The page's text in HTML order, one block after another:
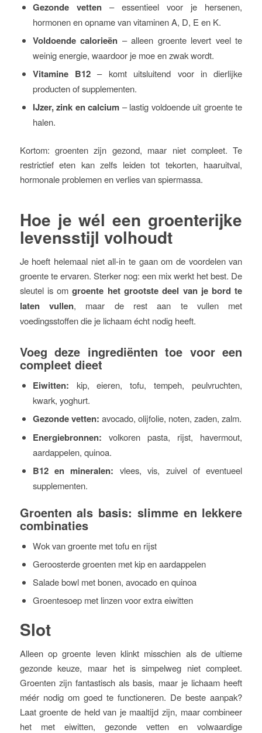
Gezonde vetten– essentieel voor je hersenen,
hormonen en opname van vitaminen A, D, E en K.
Voldoende calorieën – alleen groente levert veel te
weinig energie, waardoor je moe en zwak wordt.
Vitamine B12– komt uitsluitend voor in dierlijke
producten of supplementen.
IJzer, zink en calcium – lastig voldoende uit groente te
halen.
Kortom: groenten zijn gezond, maar niet compleet. Te
restrictief eten kan zelfs leiden tot tekorten, haaruitval,
hormonale problemen en verlies van spiermassa.
Hoe je wél een groenterijke
levensstijl volhoudt
Je hoeft helemaal niet all-in te gaan om de voordelen van
groente te ervaren. Sterker nog: een mix werkt het best. De
sleutel is omgroente het grootste deel van je bord te
laten vullen, maar de rest aan te vullen met
voedingsstoffen die je lichaam écht nodig heeft.
Voeg deze ingrediënten toe voor een
compleet dieet
Eiwitten: kip, eieren, tofu, tempeh, peulvruchten,
kwark, yoghurt.
Gezonde vetten: avocado, olijfolie, noten, zaden, zalm.
Energiebronnen: volkoren pasta, rijst, havermout,
aardappelen, quinoa.
B12 en mineralen: vlees, vis, zuivel of eventueel
supplementen.
Groenten als basis: slimme en lekkere
combinaties
Wok van groente met tofu en rijst
Geroosterde groenten met kip en aardappelen
Salade bowl met bonen, avocado en quinoa
Groentesoep met linzen voor extra eiwitten
Slot
Alleen op groente leven klinkt misschien als de ultieme
gezonde keuze, maar het is simpelweg niet compleet.
Groenten zijn fantastisch als basis, maar je lichaam heeft
méér nodig om goed te functioneren. De beste aanpak?
Laat groente de held van je maaltijd zijn, maar combineer
het met eiwitten, gezonde vetten en volwaardige